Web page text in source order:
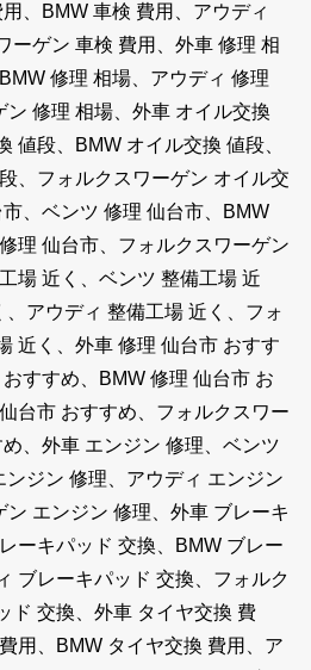
、BMW 車検 費用、アウディ
ーゲン 車検 費用、外車 修理 相
修理 相場、アウディ 修理
修理 相場、外車 オイル交換
値段、BMW オイル交換 値段、
、フォルクスワーゲン オイル交
、ベンツ 修理 仙台市、BMW
理 仙台市、フォルクスワーゲン
場 近く、ベンツ 整備工場 近
、アウディ 整備工場 近く、フォ
近く、外車 修理 仙台市 おすす
すすめ、BMW 修理 仙台市 お
台市 おすすめ、フォルクスワー
、外車 エンジン 修理、ベンツ
ジン 修理、アウディ エンジン
エンジン 修理、外車 ブレーキ
ーキパッド 交換、BMW ブレー
ブレーキパッド 交換、フォルク
ド 交換、外車 タイヤ交換 費
用、BMW タイヤ交換 費用、ア